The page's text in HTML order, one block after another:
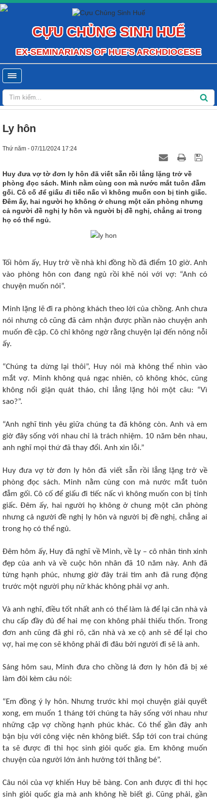
CỰU CHỦNG SINH HUẾ
EX-SEMINARIANS OF HUE'S ARCHDIOCESE
Ly hôn
Thứ năm - 07/11/2024 17:24
Huy đưa vợ tờ đơn ly hôn đã viết sẵn rồi lẳng lặng trở về
phòng đọc sách. Minh nằm cùng con mà nước mắt tuôn đẫm
gối. Cô cố để giấu đi tiếc nấc vì không muốn con bị tỉnh giấc.
Đêm ấy, hai người họ không ở chung một căn phòng nhưng
cả người đề nghị ly hôn và người bị đề nghị, chẳng ai trong
họ có thể ngủ.
Tối hôm ấy, Huy trở về nhà khi đồng hồ đã điểm 10 giờ. Anh
vào phòng hôn con đang ngủ rồi khẽ nói với vợ: “Anh có
chuyện muốn nói”.
Minh lặng lẽ đi ra phòng khách theo lời của chồng. Anh chưa
nói nhưng cô cũng đã cảm nhận được phần nào chuyện anh
muốn đề cập. Cô chỉ không ngờ rằng chuyện lại đến nông nỗi
ấy.
“Chúng ta dừng lại thôi”, Huy nói mà không thể nhìn vào
mắt vợ. Minh không quá ngạc nhiên, cô không khóc, cũng
không nổi giận quát tháo, chỉ lẳng lặng hỏi một câu: “Vì
sao?”.
“Anh nghĩ tình yêu giữa chúng ta đã không còn. Anh và em
giờ đây sống với nhau chỉ là trách nhiệm. 10 năm bên nhau,
anh nghĩ mọi thứ đã thay đổi. Anh xin lỗi.”
Huy đưa vợ tờ đơn ly hôn đã viết sẵn rồi lẳng lặng trở về
phòng đọc sách. Minh nằm cùng con mà nước mắt tuôn
đẫm gối. Cô cố để giấu đi tiếc nấc vì không muốn con bị tỉnh
giấc. Đêm ấy, hai người họ không ở chung một căn phòng
nhưng cả người đề nghị ly hôn và người bị đề nghị, chẳng ai
trong họ có thể ngủ.
Đêm hôm ấy, Huy đã nghĩ về Minh, về Ly – cô nhân tình xinh
đẹp của anh và về cuộc hôn nhân đã 10 năm này. Anh đã
từng hạnh phúc, nhưng giờ đây trái tim anh đã rung động
trước một người phụ nữ khác không phải vợ anh.
Và anh nghĩ, điều tốt nhất anh có thể làm là để lại căn nhà và
chu cấp đầy đủ để hai mẹ con không phải thiếu thốn. Trong
đơn anh cũng đã ghi rõ, căn nhà và xe cộ anh sẽ để lại cho
vợ, hai mẹ con sẽ không phải đi đâu bởi người đi sẽ là anh.
Sáng hôm sau, Minh đưa cho chồng lá đơn ly hôn đã bị xé
làm đôi kèm câu nói:
“Em đồng ý ly hôn. Nhưng trước khi mọi chuyện giải quyết
xong, em muốn 1 tháng tới chúng ta hãy sống với nhau như
những cặp vợ chồng hạnh phúc khác. Có thể gần đây anh
bận bịu với công việc nên không biết. Sắp tới con trai chúng
ta sẽ được đi thi học sinh giỏi quốc gia. Em không muốn
chuyện của người lớn ảnh hưởng tới thằng bé”.
Câu nói của vợ khiến Huy bẽ bàng. Con anh được đi thi học
sinh giỏi quốc gia mà anh không hề biết gì. Cũng phải, gần